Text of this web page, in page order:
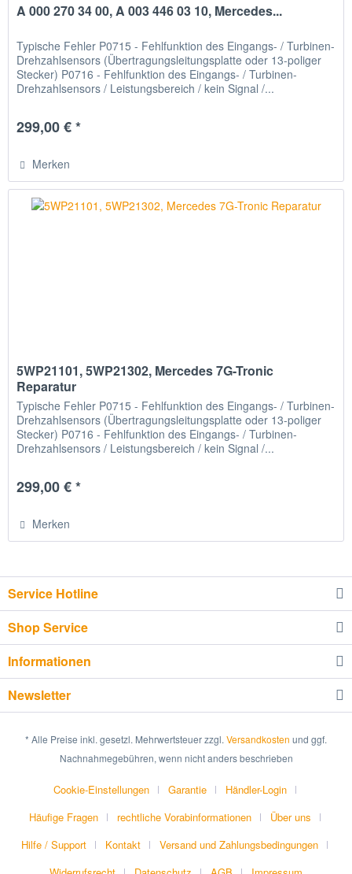
A 000 270 34 00, A 003 446 03 10, Mercedes...
Typische Fehler P0715 - Fehlfunktion des Eingangs- / Turbinen-
Drehzahlsensors (Übertragungsleitungsplatte oder 13-poliger
Stecker) P0716 - Fehlfunktion des Eingangs- / Turbinen-
Drehzahlsensors / Leistungsbereich / kein Signal /...
299,00 € *
Merken
5WP21101, 5WP21302, Mercedes 7G-Tronic
Reparatur
Typische Fehler P0715 - Fehlfunktion des Eingangs- / Turbinen-
Drehzahlsensors (Übertragungsleitungsplatte oder 13-poliger
Stecker) P0716 - Fehlfunktion des Eingangs- / Turbinen-
Drehzahlsensors / Leistungsbereich / kein Signal /...
299,00 € *
Merken
Service Hotline
Shop Service
Informationen
Newsletter
* Alle Preise inkl. gesetzl. Mehrwertsteuer zzgl. Versandkosten und ggf.
Nachnahmegebühren, wenn nicht anders beschrieben
Cookie-Einstellungen Garantie
Händler-Login
Häufige Fragen
rechtliche Vorabinformationen
Über uns
Hilfe / Support
Kontakt
Versand und Zahlungsbedingungen